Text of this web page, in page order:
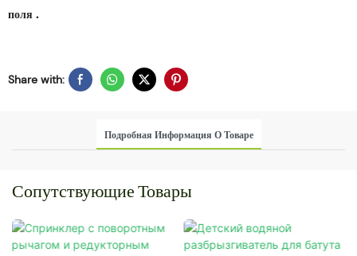
поля .
Share with:
Подробная Информация О Товаре
Сопутствующие Товары